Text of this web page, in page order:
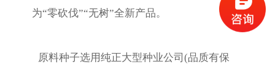
为“零砍伐”“无树”全新产品。
原料种子选用纯正大型种业公司(品质有保